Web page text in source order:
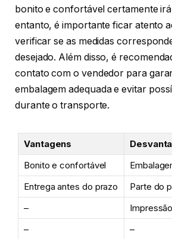
bonito e confortável certamente
entanto, é importante ficar atento
verificar se as medidas
desejado. Além disso, é
contato com o vendedor para
embalagem adequada e evitar
durante o transporte.
Vantagens
Bonito e confortável
Entrega antes do prazo
Parte do
–
–
–